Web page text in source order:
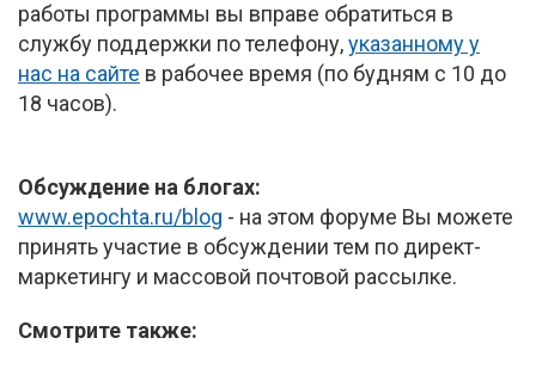
работы программы вы вправе обратиться в
службу поддержки по телефону,указанному у
нас на сайте в рабочее время (по будням с 10 до
18 часов).
Обсуждение на блогах:
www.epochta.ru/blog - на этом форуме Вы можете
принять участие в обсуждении тем по директ-
маркетингу и массовой почтовой рассылке.
Смотрите также: